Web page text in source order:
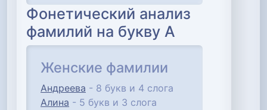
Фонетический анализ
фамилий на букву А
Женские фамилии
Андреева - 8 букв и 4 слога
Алина - 5 букв и 3 слога